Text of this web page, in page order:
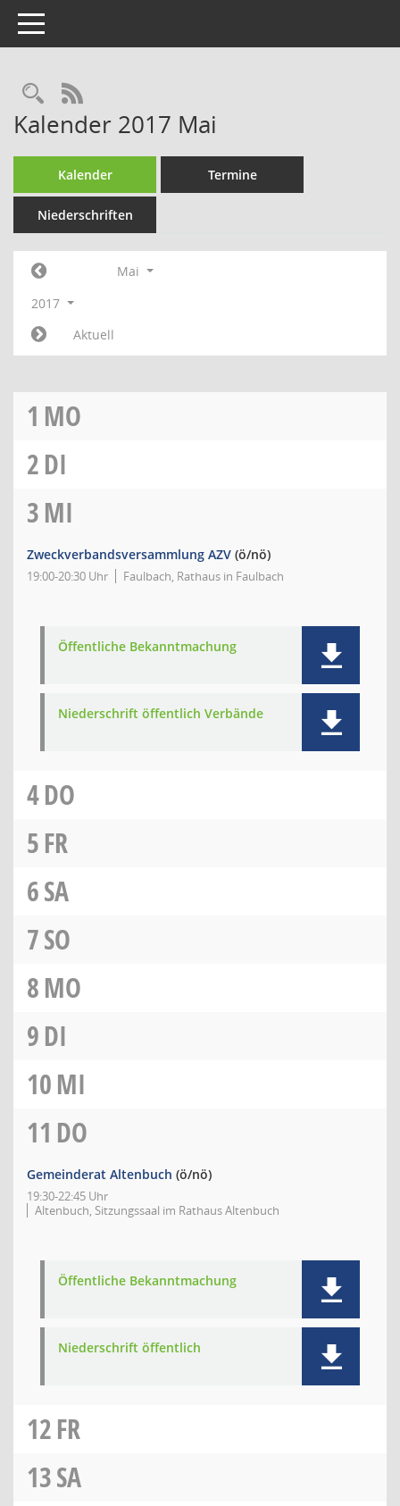
Toggle navigation
RSS-Feed
Kalender 2017 Mai
Kalender Termine
Niederschriften
Mai
2017
Aktuell
1 MO
2DI
3MI
Zweckverbandsversammlung AZV (ö/nö)
19:00-20:30 Uhr Faulbach, Rathaus in Faulbach
Öffentliche Bekanntmachung
Niederschrift öffentlich Verbände
4DO
5FR
6SA
7SO
8MO
9DI
10MI
11 DO
Gemeinderat Altenbuch (ö/nö)
19:30-22:45 Uhr
Altenbuch, Sitzungssaal im Rathaus Altenbuch
Öffentliche Bekanntmachung
Niederschrift öffentlich
12FR
13SA